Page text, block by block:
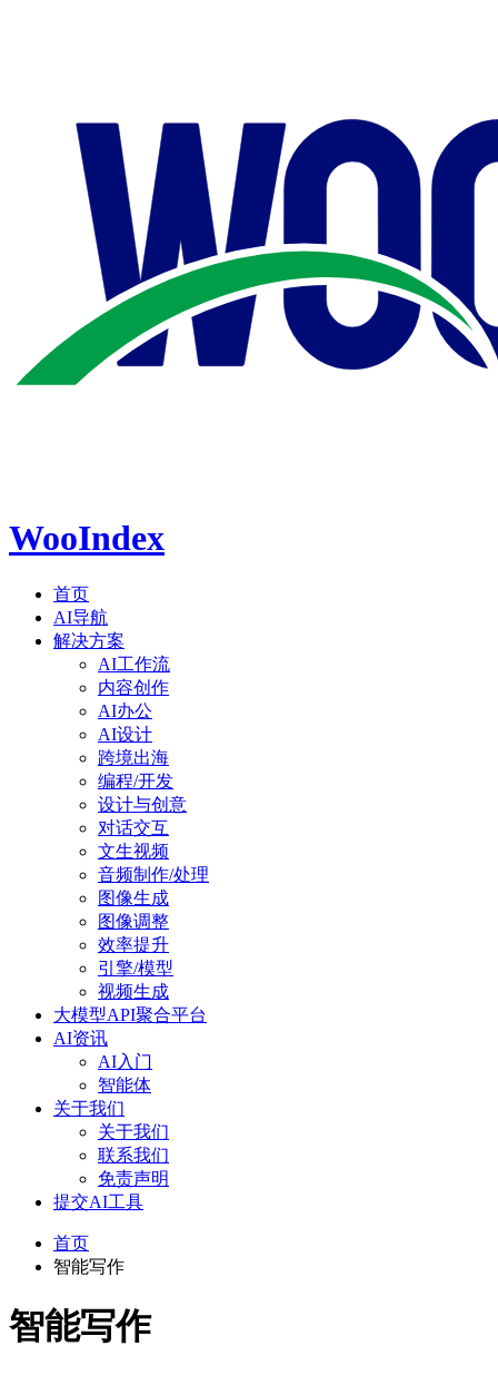
WooIndex
首页
AI导航
解决方案
AI工作流
内容创作
AI办公
AI设计
跨境出海
编程/开发
设计与创意
对话交互
文生视频
音频制作/处理
图像生成
图像调整
效率提升
引擎/模型
视频生成
大模型API聚合平台
AI资讯
AI入门
智能体
关于我们
关于我们
联系我们
免责声明
提交AI工具
首页
智能写作
智能写作